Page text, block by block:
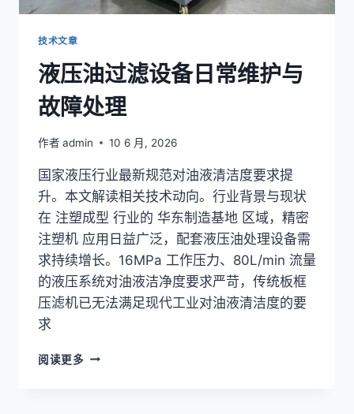
技术文章
液压油过滤设备日常维护与
故障处理
作者 admin 10 6 月, 2026
国家液压行业最新规范对油液清洁度要求提
升。本文解读相关技术动向。行业背景与现状
在 注塑成型 行业的 华东制造基地 区域，精密
注塑机 应用日益广泛，配套液压油处理设备需
求持续增长。16MPa 工作压力、80L/min 流量
的液压系统对油液洁净度要求严苛，传统板框
压滤机已无法满足现代工业对油液清洁度的要
求
阅读更多 液